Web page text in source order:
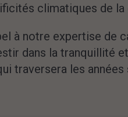
climatiques de la
à notre expertise de
dans la tranquillité
traversera les années